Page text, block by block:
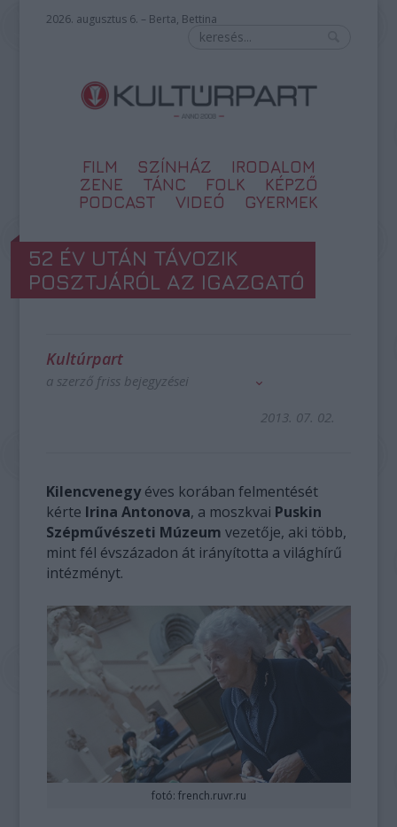
2026. augusztus 6. – Berta, Bettina
FILM SZÍNHÁZ
IRODALOM
ZENE
TÁNC FOLK
KÉPZŐ
PODCAST
VIDEÓ GYERMEK
52 ÉV UTÁN TÁVOZIK
POSZTJÁRÓL AZ IGAZGATÓ
Kultúrpart
a szerző friss bejegyzései
2013. 07. 02.
Kilencvenegyéves korában felmentését
kérte Irina Antonova, a moszkvai Puskin
Szépművészeti Múzeum vezetője, aki több,
mint fél évszázadon át irányította a világhírű
intézményt.
fotó: french.ruvr.ru